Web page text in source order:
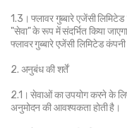
1.3। फ्लावर गुब्बारे एजेंसी
"सेवा" के रूप में संदर्भित किया
फ्लावर गुब्बारे एजेंसी लिमिटेड
2. अनुबंध की शर्तें
2.1। सेवाओं का उपयोग करने के
अनुमोदन की आवश्यकता होती है।